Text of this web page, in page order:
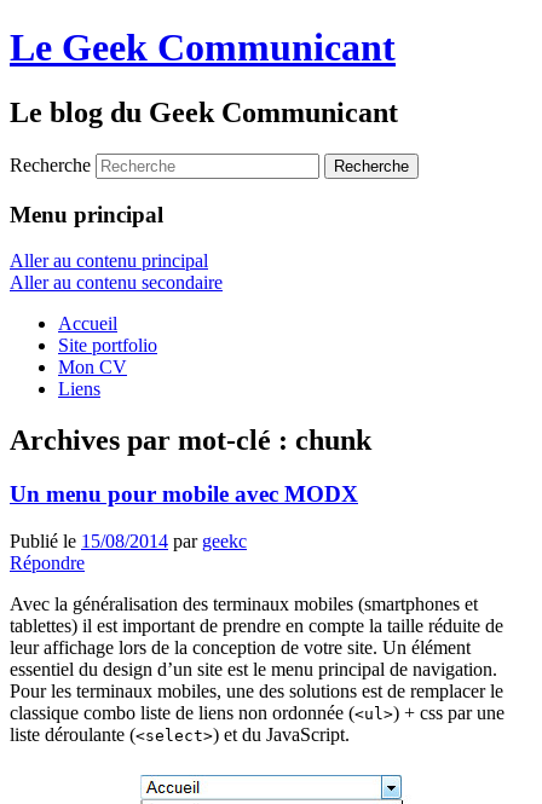
Le Geek Communicant
Le blog du Geek Communicant
Recherche
Menu principal
Aller au contenu principal
Aller au contenu secondaire
Accueil
Site portfolio
Mon CV
Liens
Archives par mot-clé : chunk
Un menu pour mobile avec MODX
Publié le 15/08/2014 par geekc
Répondre
Avec la généralisation des terminaux mobiles (smartphones et
tablettes) il est important de prendre en compte la taille réduite de
leur affichage lors de la conception de votre site. Un élément
essentiel du design d’un site est le menu principal de navigation.
Pour les terminaux mobiles, une des solutions est de remplacer le
classique combo liste de liens non ordonnée (<ul>) + css par une
liste déroulante (<select>) et du JavaScript.